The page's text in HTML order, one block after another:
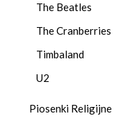
The Beatles
The Cranberries
Timbaland
U2
Piosenki Religijne